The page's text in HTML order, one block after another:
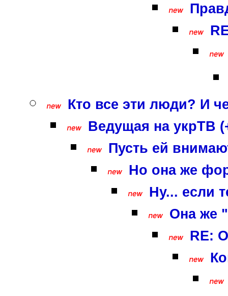
Кто все эти люди? И
Ведущая на укрТВ
Пусть ей
Но она же
Ну... если
Она же
RE: